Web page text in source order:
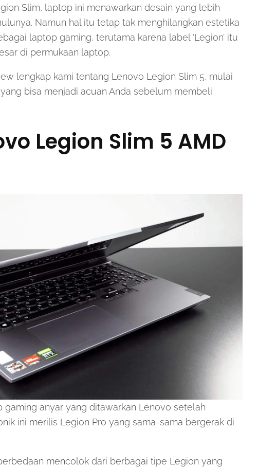
Slim, laptop ini menawarkan desain yang lebih
Namun hal itu tetap tak menghilangkan estetika
laptop gaming, terutama karena label ‘Legion’ itu
di permukaan laptop.
lengkap kami tentang Lenovo Legion Slim 5, mulai
bisa menjadi acuan Anda sebelum membeli
Legion Slim 5 AMD
gaming anyar yang ditawarkan Lenovo setelah
ini merilis Legion Pro yang sama-sama bergerak di
mencolok dari berbagai tipe Legion yang